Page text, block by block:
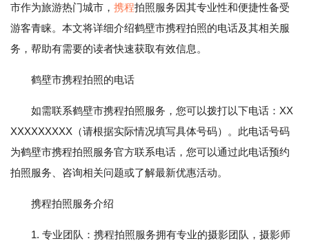
市作为旅游热门城市， 携程拍照服务因其专业性和便捷性备受
游客青睐。本文将详细介绍鹤壁市携程拍照的电话及其相关服
务，帮助有需要的读者快速获取有效信息。
鹤壁市携程拍照的电话
如需联系鹤壁市携程拍照服务，您可以拨打以下电话：XX
XXXXXXXXX（请根据实际情况填写具体号码）。此电话号码
为鹤壁市携程拍照服务官方联系电话，您可以通过此电话预约
拍照服务、咨询相关问题或了解最新优惠活动。
携程拍照服务介绍
1. 专业团队：携程拍照服务拥有专业的摄影团队，摄影师